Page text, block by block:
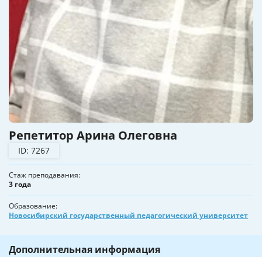
Репетитор Арина Олеговна
ID: 7267
Стаж преподавания
3 года
Образование
Новосибирский государственный педагогический университет
Дополнительная информация